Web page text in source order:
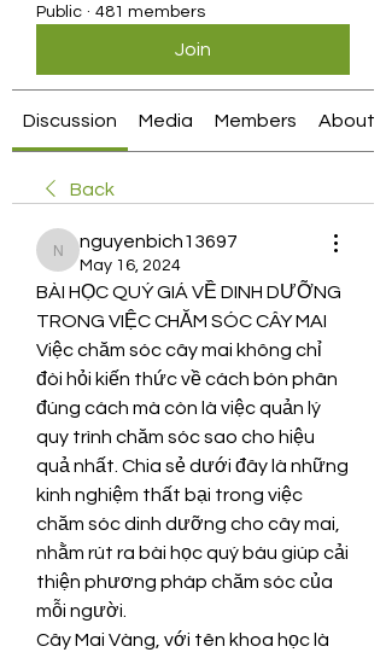
Public · 481 members
Join
Discussion Media Members About
Back
nguyenbich13697
nguyenbich13697
May 16, 2024
BÀI HỌC QUÝ GIÁ VỀ DINH DƯỠNG
TRONG VIỆC CHĂM SÓC CÂY MAI
Việc chăm sóc cây mai không chỉ
đòi hỏi kiến thức về cách bón phân
đúng cách mà còn là việc quản lý
quy trình chăm sóc sao cho hiệu
quả nhất. Chia sẻ dưới đây là những
kinh nghiệm thất bại trong việc
chăm sóc dinh dưỡng cho cây mai,
nhằm rút ra bài học quý báu giúp cải
thiện phương pháp chăm sóc của
mỗi người.
Cây Mai Vàng, với tên khoa học là